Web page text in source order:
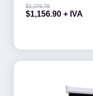
4 A 6 HORAS,
4 TOMAS DE
$1,276.78
$1,156.90 + IVA